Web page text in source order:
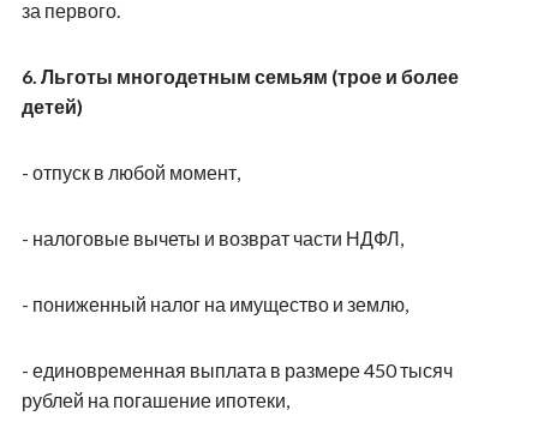
за первого.
6. Льготы многодетным семьям (трое и более
детей)
- отпуск в любой момент,
- налоговые вычеты и возврат части НДФЛ,
- пониженный налог на имущество и землю,
- единовременная выплата в размере 450 тысяч
рублей на погашение ипотеки,